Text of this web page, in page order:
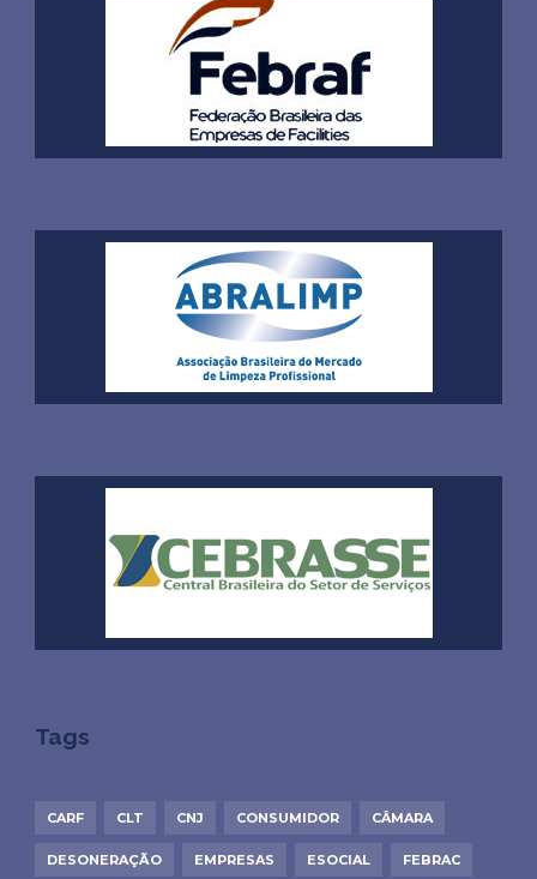
Tags
CARF CLT CNJ CONSUMIDOR CÂMARA
DESONERAÇÃO EMPRESAS ESOCIAL FEBRAC